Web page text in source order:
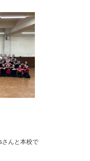
んと本校で